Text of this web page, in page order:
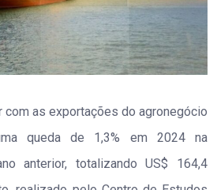
com as exportações do agronegócio
queda de 1,3% em 2024 na
anterior, totalizando US$ 164,4